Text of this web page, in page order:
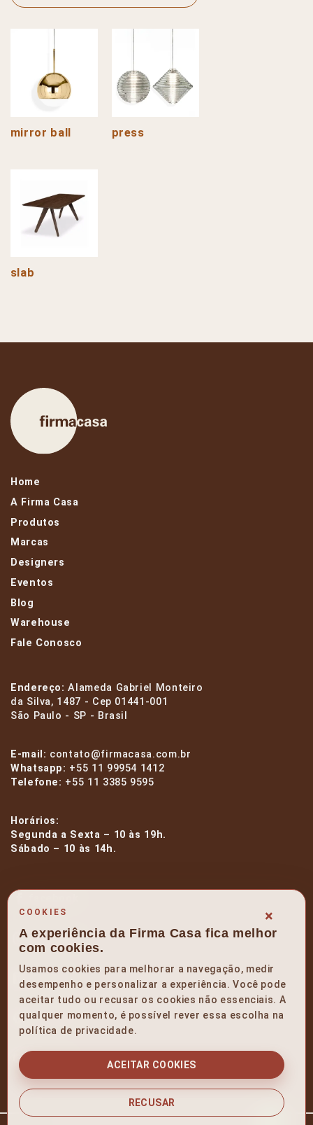
mirror ball press
slab
Home
A Firma Casa
Produtos
Marcas
Designers
Eventos
Blog
Warehouse
Fale Conosco
Endereço:Alameda Gabriel Monteiro
da Silva, 1487 - Cep 01441-001
São Paulo - SP - Brasil
E-mail: contato@firmacasa.com.br
Whatsapp: +55 11 99954 1412
Telefone: +55 11 3385 9595
Horários:
Segunda a Sexta – 10 às 19h.
Sábado – 10 às 14h.
instagram
linkedin
pinterest
×
COOKIES
A experiência da Firma Casa fica melhor
com cookies.
Usamos cookies para melhorar a navegação, medir
desempenho e personalizar a experiência. Você pode
aceitar tudo ou recusar os cookies não essenciais. A
qualquer momento, é possível rever essa escolha na
política de privacidade.
ACEITAR COOKIES
RECUSAR